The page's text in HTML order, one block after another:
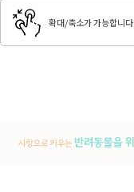
확대/축소가 가능합니다